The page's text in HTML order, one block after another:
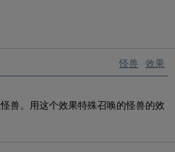
怪兽 效果
兽。用这个效果特殊召唤的怪兽的效